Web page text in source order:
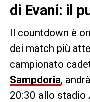
di Evani: il
Il countdown è
dei match più
campionato
Sampdoria,
20:30 allo stadio